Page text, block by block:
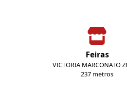
Feiras
VICTORIA MARCONATO
237 metros